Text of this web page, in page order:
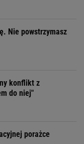
Nie powstrzymasz
konflikt z
do niej"
porażce